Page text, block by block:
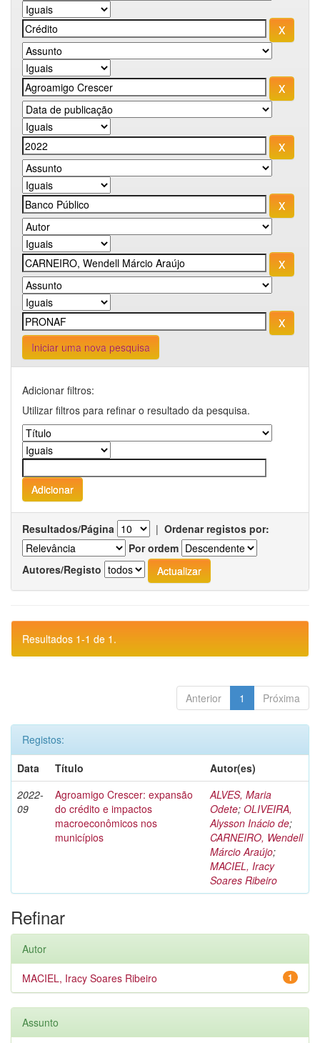
Iniciar uma nova pesquisa
Adicionar filtros:
Utilizar filtros para refinar o resultado da pesquisa.
Resultados/Página | Ordenar registos por:
Por ordem
Autores/Registo
Resultados 1-1 de 1.
Anterior 1 Próxima
Registos:
Data
Título
Autor(es)
2022-
09
Agroamigo Crescer: expansão
do crédito e impactos
macroeconômicos nos
municípios
ALVES, Maria
Odete; OLIVEIRA,
Alysson Inácio de;
CARNEIRO, Wendell
Márcio Araújo;
MACIEL, Iracy
Soares Ribeiro
Refinar
Autor
1
MACIEL, Iracy Soares Ribeiro
Assunto